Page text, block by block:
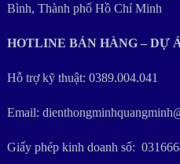
Bình, Thành phố Hồ Chí Minh
HOTLINE BÁN HÀNG – DỰ
Hỗ trợ kỹ thuật: 0389.004.041
Email:
Giấy phép kinh doanh số: